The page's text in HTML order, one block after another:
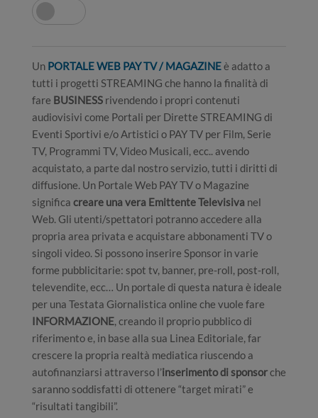
Un PORTALE WEB PAY TV / MAGAZINEè adatto a
tutti i progetti STREAMING che hanno la finalità di
fare BUSINESS rivendendo i propri contenuti
audiovisivi come Portali per Dirette STREAMING di
Eventi Sportivi e/o Artistici o PAY TV per Film, Serie
TV, Programmi TV, Video Musicali, ecc.. avendo
acquistato, a parte dal nostro servizio, tutti i diritti di
diffusione. Un Portale Web PAY TV o Magazine
significa creare una vera Emittente Televisiva nel
Web. Gli utenti/spettatori potranno accedere alla
propria area privata e acquistare abbonamenti TV o
singoli video. Si possono inserire Sponsor in varie
forme pubblicitarie: spot tv, banner, pre-roll, post-roll,
televendite, ecc… Un portale di questa natura è ideale
per una Testata Giornalistica online che vuole fare
INFORMAZIONE, creando il proprio pubblico di
riferimento e, in base alla sua Linea Editoriale, far
crescere la propria realtà mediatica riuscendo a
autofinanziarsi attraverso l’inserimento di sponsorche
saranno soddisfatti di ottenere “target mirati” e
“risultati tangibili”.